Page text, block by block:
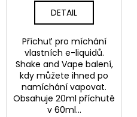
DETAIL
Příchuť pro míchání
vlastních e-liquidů.
Shake and Vape balení,
kdy můžete ihned po
namíchání vapovat.
Obsahuje 20ml příchutě
v 60ml...